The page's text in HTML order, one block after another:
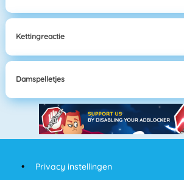
Kettingreactie
Damspelletjes
Privacy instellingen